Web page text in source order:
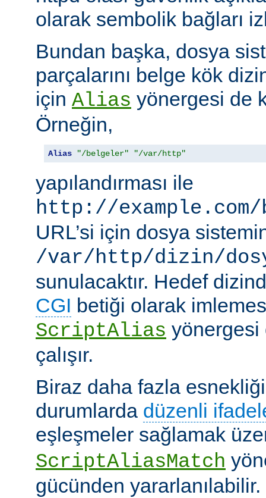
olarak sembolik bağları
Bundan başka, dosya
parçalarını belge kök
için Alias yönergesi de
Örneğin,
Alias "/belgeler" "/var/http"
yapılandırması ile
http://
URL’si için dosya
/var/http/dizin/
sunulacaktır. Hedef
CGI betiği olarak
ScriptAlias yönergesi
çalışır.
Biraz daha fazla
durumlarda düzenli
eşleşmeler sağlamak
ScriptAliasMatch
gücünden